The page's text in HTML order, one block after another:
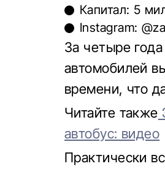
Капитал: 5
Instagram:
За четыре
автомобилей
времени, что
Читайте также
автобус: видео
Практически